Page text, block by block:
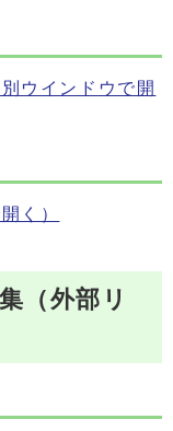
別ウインドウで開
く）
（外部リ